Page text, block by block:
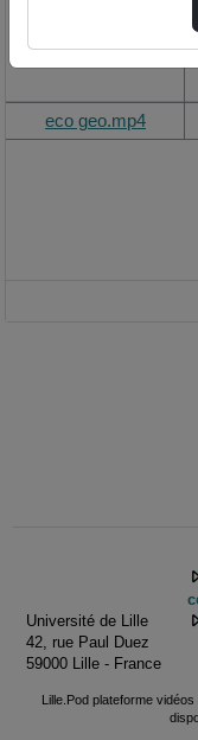
eco geo.mp4
Université de Lille
42, rue Paul Duez
59000 Lille - France
Lille.Pod plateforme